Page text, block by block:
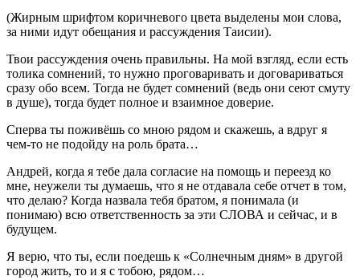
(Жирным шрифтом коричневого цвета выделены мои слова,
за ними идут обещания и рассуждения Таисии).
Твои рассуждения очень правильны. На мой взгляд, если есть
толика сомнений, то нужно проговаривать и договариваться
сразу обо всем. Тогда не будет сомнений (ведь они сеют смуту
в душе), тогда будет полное и взаимное доверие.
Сперва ты поживёшь со мною рядом и скажешь, а вдруг я
чем-то не подойду на роль брата…
Андрей, когда я тебе дала согласие на помощь и переезд ко
мне, неужели ты думаешь, что я не отдавала себе отчет в том,
что делаю? Когда назвала тебя братом, я понимала (и
понимаю) всю ответственность за эти СЛОВА и сейчас, и в
будущем.
Я верю, что ты, если поедешь к «Солнечным дням» в другой
город жить, то и я с тобою, рядом…